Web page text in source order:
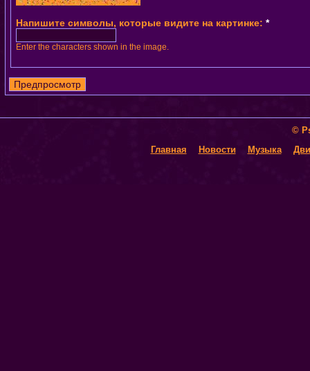
Напишите символы, которые видите на картинке:*
Enter the characters shown in the image.
©
Главная
Новости Музыка